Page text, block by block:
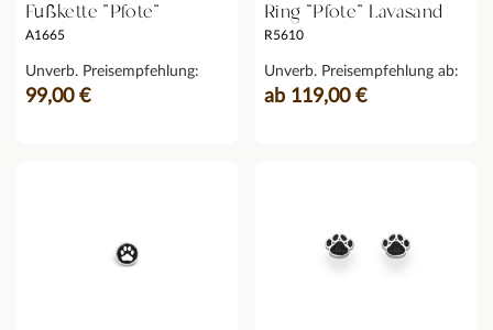
Fußkette "Pfote"
A1665
Unverb. Preisempfehlung:
99,00 €
Ring "Pfote" Lavasand
R5610
Unverb. Preisempfehlung ab:
ab 119,00 €